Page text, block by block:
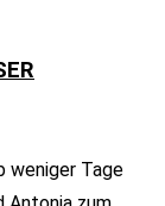
weniger Tage